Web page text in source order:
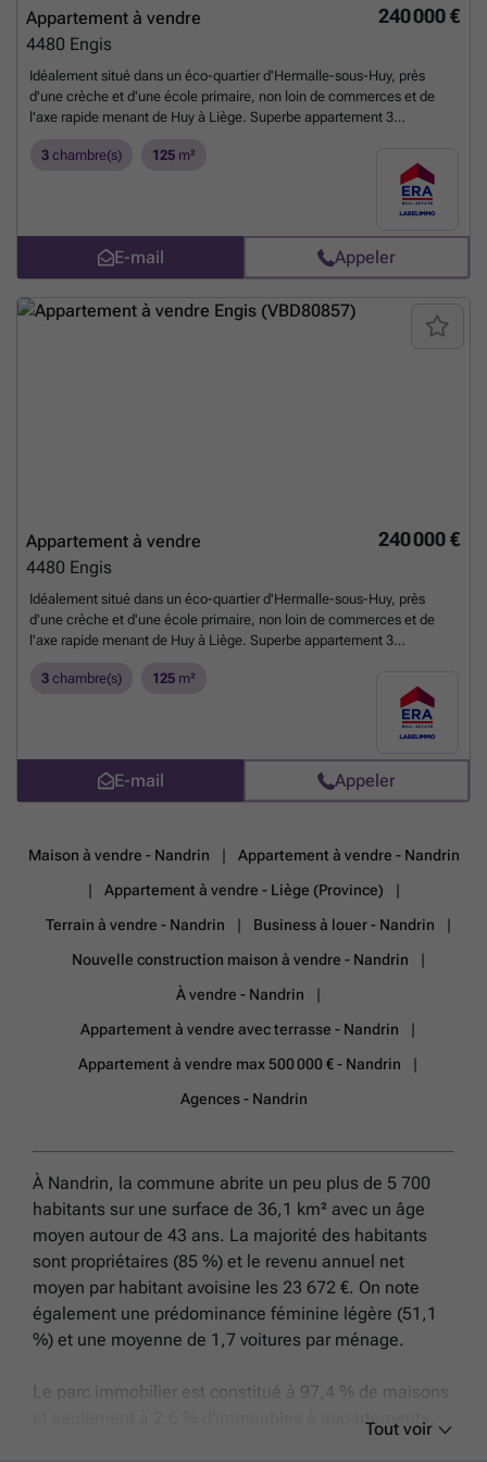
240 000 €
Appartement à vendre
4480 Engis
Idéalement situé dans un éco-quartier d'Hermalle-sous-Huy, près
d'une crèche et d'une école primaire, non loin de commerces et de
l'axe rapide menant de Huy à Liège. Superbe appartement 3
exposée, hall de nuit, 3 chambres dont 1 chambre avec douche, salle
de bain, wc séparé, parking 1 voiture, local technique. Ce bien
dispose également d’un emplacement de parking privatif et d’un local
vélos/poubelles commun. Caractéristiques techniques : Chauffage
central gaz de ville, VMC, châssis double vitrage PVC, électricité
conforme et PEB A. 📞 Intéressé(e) ? Ne tardez plus et contactez votre
agent immobilier de proximité !En savoir plus ?
3 chambre(s) 125 m²
E-mail Appeler
240 000 €
Appartement à vendre
4480 Engis
Idéalement situé dans un éco-quartier d'Hermalle-sous-Huy, près
d'une crèche et d'une école primaire, non loin de commerces et de
l'axe rapide menant de Huy à Liège. Superbe appartement 3
exposée, hall de nuit, 3 chambres dont 1 chambre avec douche, salle
de bain, wc séparé, parking 1 voiture, local technique. Ce bien
dispose également d’un emplacement de parking privatif et d’un local
vélos/poubelles commun. Caractéristiques techniques : Chauffage
central gaz de ville, VMC, châssis double vitrage PVC, électricité
conforme et PEB A. 📞 Intéressé(e) ? Ne tardez plus et contactez votre
agent immobilier de proximité !En savoir plus ?
3 chambre(s) 125 m²
E-mail Appeler
Maison à vendre - Nandrin
Appartement à vendre - Nandrin
Appartement à vendre - Liège (Province)
Terrain à vendre - Nandrin
Business à louer - Nandrin
Nouvelle construction maison à vendre - Nandrin
À vendre - Nandrin
Appartement à vendre avec terrasse - Nandrin
Appartement à vendre max 500 000 € - Nandrin
Agences - Nandrin
À Nandrin, la commune abrite un peu plus de 5 700
habitants sur une surface de 36,1 km² avec un âge
moyen autour de 43 ans. La majorité des habitants
sont propriétaires (85 %) et le revenu annuel net
moyen par habitant avoisine les 23 672 €. On note
également une prédominance féminine légère (51,1
%) et une moyenne de 1,7 voitures par ménage.
Le parc immobilier est constitué à 97,4 % de maisons
et seulement à 2,6 % d'immeubles à appartements.
Tout voir